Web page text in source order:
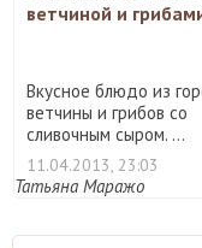
ветчиной и
Вкусное блюдо из
ветчины и грибов со
сливочным сыром. ...
11.04.2013, 23:03
Татьяна Маражо